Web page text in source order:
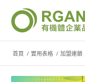
首頁 / 實用表格 / 加盟連鎖